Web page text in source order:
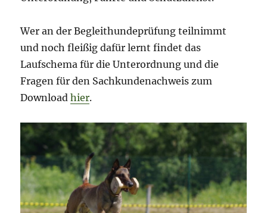
Wer an der Begleithundeprüfung teilnimmt
und noch fleißig dafür lernt findet das
Laufschema für die Unterordnung und die
Fragen für den Sachkundenachweis zum
Downloadhier.